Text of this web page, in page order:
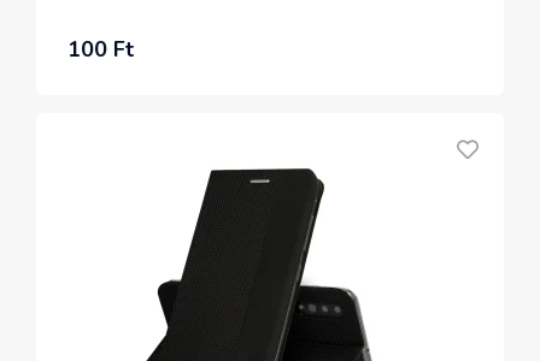
100 Ft